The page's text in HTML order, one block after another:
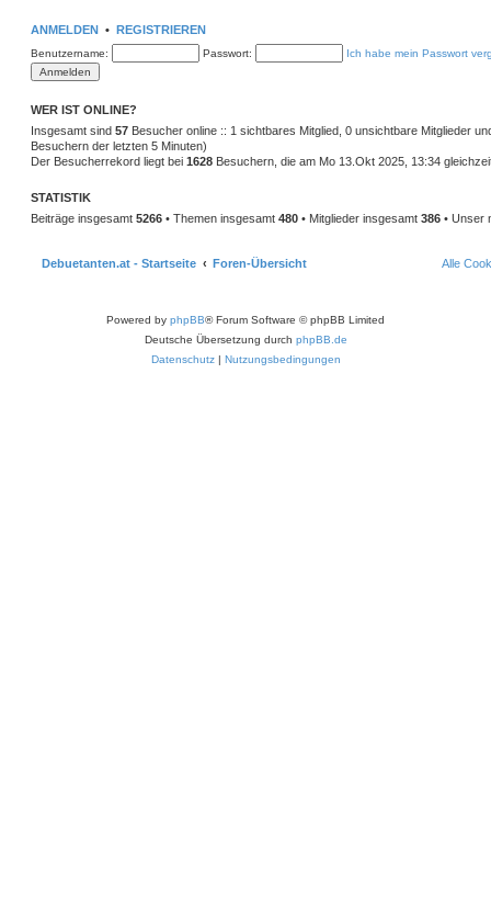
a
s
e
r
t
a
g
ANMELDEN • REGISTRIEREN
Benutzername: Passwort: Ich habe mein Passwort
WER IST ONLINE?
Insgesamt sind 57 Besucher online :: 1 sichtbares Mitglied, 0 unsichtbare Mitglieder
Besuchern der letzten 5 Minuten)
Der Besucherrekord liegt bei 1628 Besuchern, die am Mo 13.Okt 2025, 13:34
STATISTIK
Beiträge insgesamt 5266 • Themen insgesamt 480 • Mitglieder insgesamt 386 • Unser
Debuetanten.at - Startseite Foren-Übersicht Alle
Powered by phpBB® Forum Software © phpBB Limited
Deutsche Übersetzung durch phpBB.de
Datenschutz | Nutzungsbedingungen